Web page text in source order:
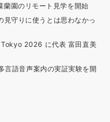
園のリモート見学を開始
守りに使うとは思わなかっ
2026 に代表 富田直美
語音声案内の実証実験を開